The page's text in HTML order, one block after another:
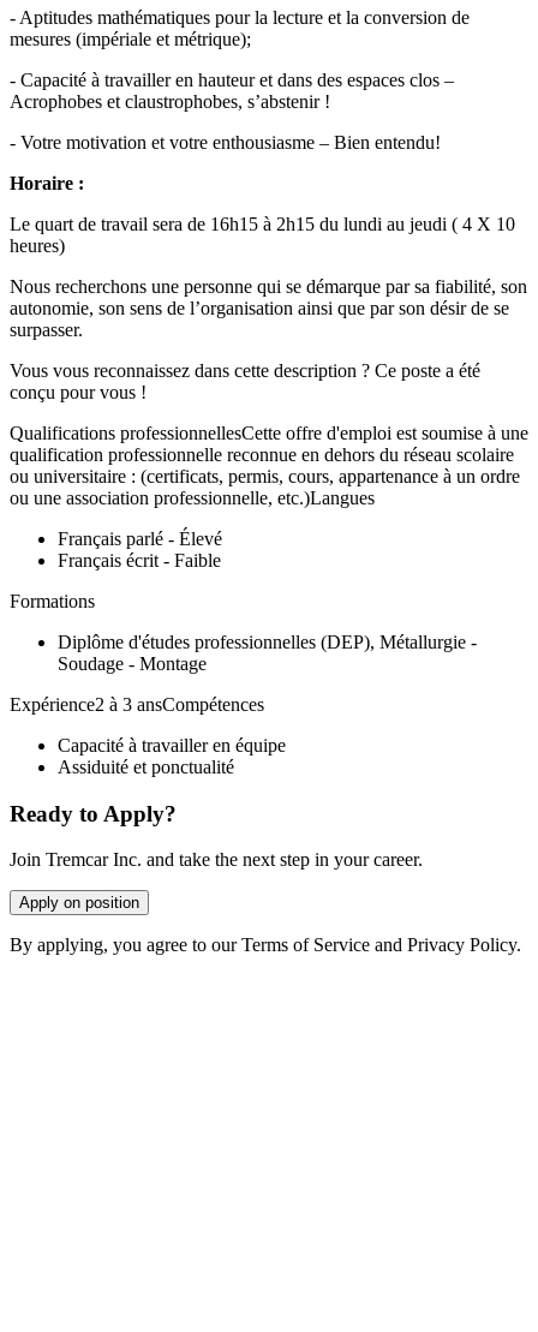
- Aptitudes mathématiques pour la lecture et la conversion de
mesures (impériale et métrique);
- Capacité à travailler en hauteur et dans des espaces clos –
Acrophobes et claustrophobes, s’abstenir !
- Votre motivation et votre enthousiasme – Bien entendu!
Horaire :
Le quart de travail sera de 16h15 à 2h15 du lundi au jeudi ( 4 X 10
heures)
Nous recherchons une personne qui se démarque par sa fiabilité, son
autonomie, son sens de l’organisation ainsi que par son désir de se
surpasser.
Vous vous reconnaissez dans cette description ? Ce poste a été
conçu pour vous !
Qualifications professionnellesCette offre d'emploi est soumise à une
qualification professionnelle reconnue en dehors du réseau scolaire
ou universitaire : (certificats, permis, cours, appartenance à un ordre
ou une association professionnelle, etc.)Langues
Français parlé - Élevé
Français écrit - Faible
Formations
Diplôme d'études professionnelles (DEP), Métallurgie -
Soudage - Montage
Expérience2 à 3 ansCompétences
Capacité à travailler en équipe
Assiduité et ponctualité
Ready to Apply?
Join Tremcar Inc. and take the next step in your career.
Apply on position
By applying, you agree to our Terms of Service and Privacy Policy.